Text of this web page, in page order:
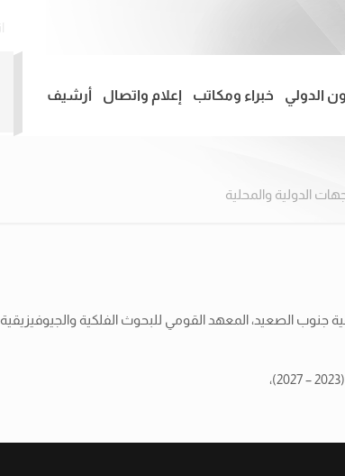
الدولي خبراء ومكاتب إعلام واتصال أرشيف
الدولية والمحلية
جنوب الصعيد، المعهد القومي للبحوث الفلكية والجيوفيزيقية.